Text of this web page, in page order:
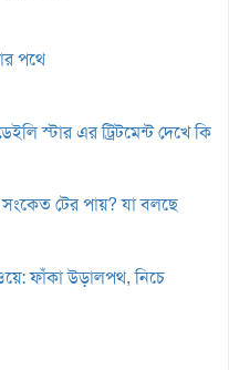
পথে
স্টার এর ট্রিটমেন্ট দেখে কি
সংকেত টের পায়? যা বলছে
ফাঁকা উড়ালপথ, নিচে